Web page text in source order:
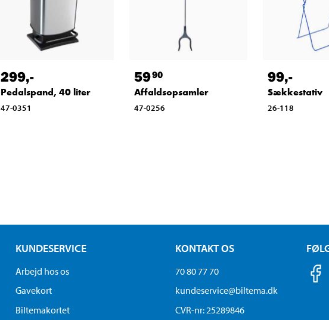
299,-
Pedalspand, 40 liter
47-0351
5990
Affaldsopsamler
47-0256
99,-
Sækkestativ
26-118
KUNDESERVICE
Arbejd hos os
Gavekort
Biltemakortet
KONTAKT OS
70 80 77 70
kundeservice@biltema.dk
CVR-nr: 25289846